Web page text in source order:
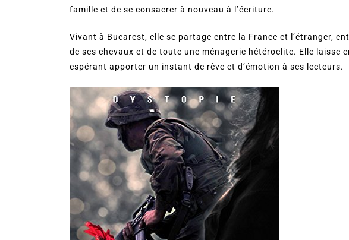
famille et de se consacrer à nouveau à l’écriture.
Vivant à Bucarest, elle se partage entre la France et l’étranger,
de ses chevaux et de toute une ménagerie hétéroclite. Elle laisse
espérant apporter un instant de rêve et d’émotion à ses lecteurs.